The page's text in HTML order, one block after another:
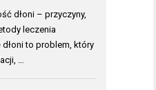
dłoni – przyczyny,
leczenia
dłoni to problem, który
…